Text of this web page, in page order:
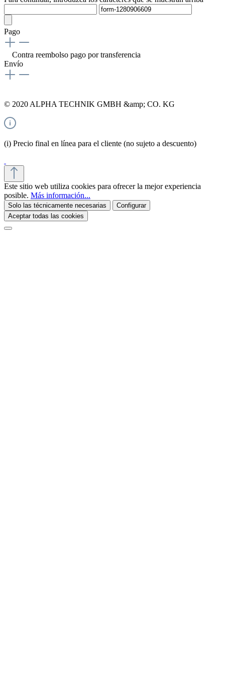
Pago
Contra reembolso pago por transferencia
Envío
© 2020 ALPHA TECHNIK GMBH &amp; CO. KG
(i) Precio final en línea para el cliente (no sujeto a descuento)
Este sitio web utiliza cookies para ofrecer la mejor experiencia
posible. Más información...
Solo las técnicamente necesarias
Configurar
Aceptar todas las cookies